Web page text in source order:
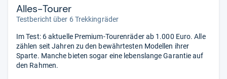
Alles-Tourer
Testbericht über 6 Trekkingräder
Im Test: 6 aktuelle Premium-Tourenräder ab 1.000 Euro. Alle
zählen seit Jahren zu den bewährtesten Modellen ihrer
Sparte. Manche bieten sogar eine lebenslange Garantie auf
den Rahmen.